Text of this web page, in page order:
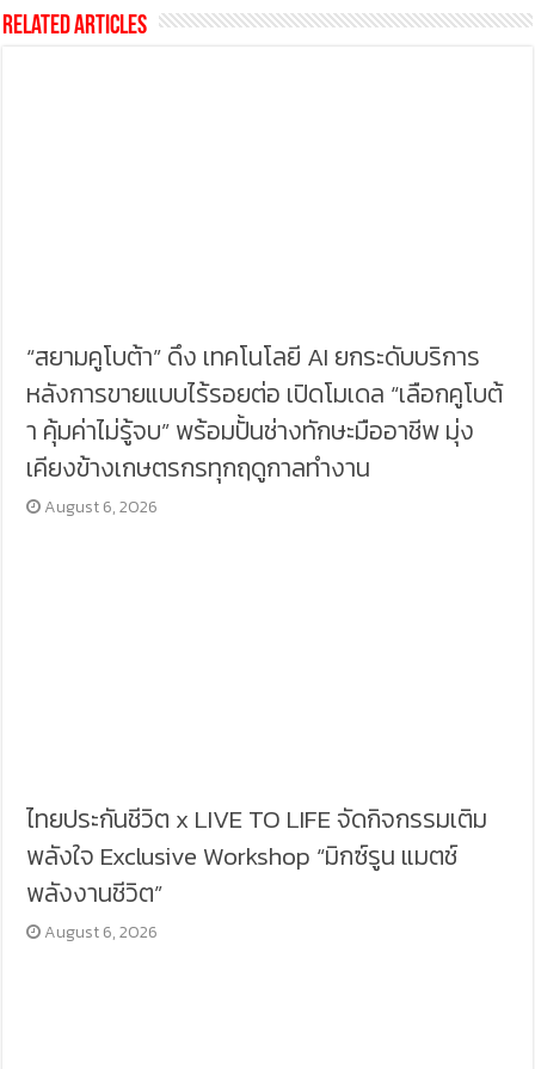
Related Articles
“สยามคูโบต้า” ดึง เทคโนโลยี AI ยกระดับบริการ
หลังการขายแบบไร้รอยต่อ เปิดโมเดล “เลือกคูโบต้
า คุ้มค่าไม่รู้จบ” พร้อมปั้นช่างทักษะมืออาชีพ มุ่ง
เคียงข้างเกษตรกรทุกฤดูกาลทำงาน
August 6, 2026
ไทยประกันชีวิต x LIVE TO LIFE จัดกิจกรรมเติม
พลังใจ Exclusive Workshop “มิกซ์รูน แมตช์
พลังงานชีวิต”
August 6, 2026